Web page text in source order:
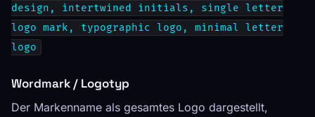
design, intertwined initials, single letter
logo mark, typographic logo, minimal letter
logo
Wordmark / Logotyp
Der Markenname als gesamtes Logo dargestellt,